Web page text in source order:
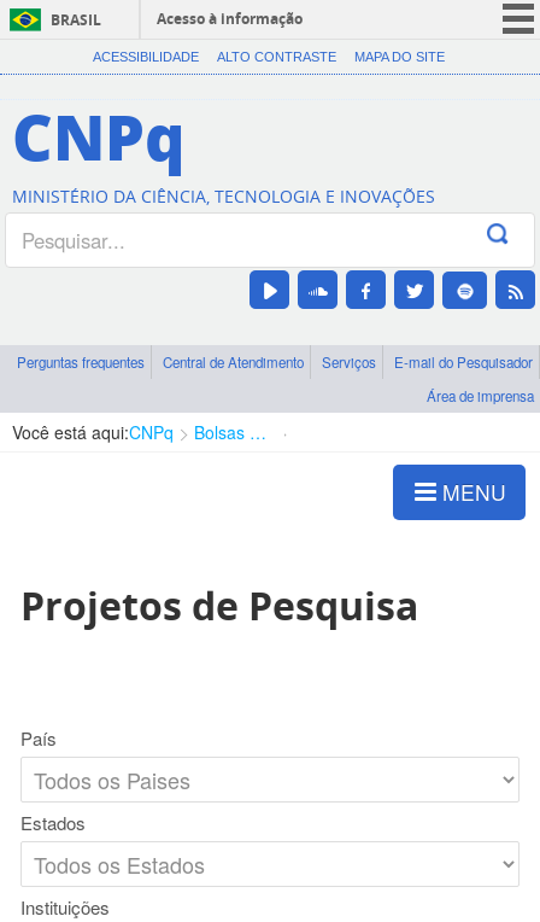
BRASIL
Acesso à informação
CORONAVÍRUS (COVID-19)
Canais
ACESSIBILIDADE ALTO CONTRASTE MAPA DO SITE
CNPq
MINISTÉRIO DA CIÊNCIA, TECNOLOGIA E INOVAÇÕES
Perguntas frequentes Central de Atendimento Serviços
E-mail do Pesquisador
Área de imprensa
Você está aqui:CNPq Bolsas e Auxílios Vigentes
MENU
Projetos de Pesquisa
País
Estados
Instituições